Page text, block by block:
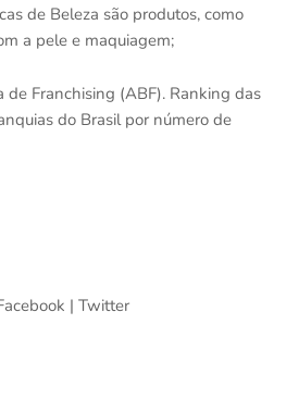
de Beleza são produtos, como
a pele e maquiagem;
de Franchising (ABF). Ranking das
do Brasil por número de
| Twitter